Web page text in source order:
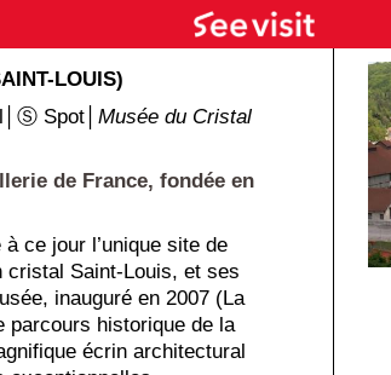
LOUIS)
Spot│Musée du Cristal
de France, fondée en
ce jour l’unique site de
cristal Saint-Louis, et ses
inauguré en 2007 (La
parcours historique de la
écrin architectural